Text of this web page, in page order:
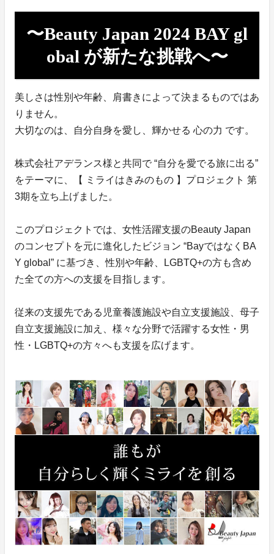
〜Beauty Japan 2024 BAY gl
obal が新たな挑戦へ〜
美しさは性別や年齢、肩書きによって決まるものではあ
りません。
大切なのは、自分自身を愛し、輝かせる 心の力 です。
株式会社アデランス様と共同で “自分を愛でる旅に出る”
をテーマに、【 ミライはきみのもの 】プロジェクト 第
3期を立ち上げました。
このプロジェクトでは、女性活躍支援のBeauty Japan
のコンセプトを元に進化したビジョン “BayではなくBA
Y global” に基づき、性別や年齢、LGBTQ+の方も含め
た全ての方への支援を目指します。
従来の支援先である児童養護施設や自立支援施設、母子
自立支援施設に加え、様々な分野で活躍する女性・男
性・LGBTQ+の方々へも支援を広げます。